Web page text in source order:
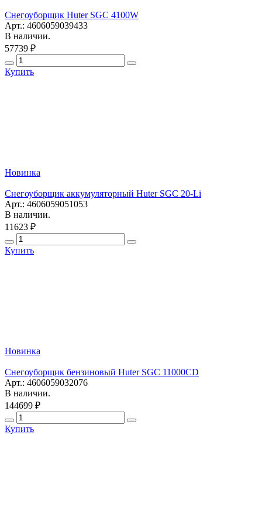
Снегоуборщик Huter SGC 4100W
Арт.: 4606059039433
В наличии.
57739 ₽
Купить
Новинка
Снегоуборщик аккумуляторный Huter SGC 20-Li
Арт.: 4606059051053
В наличии.
11623 ₽
Купить
Новинка
Снегоуборщик бензиновый Huter SGC 11000CD
Арт.: 4606059032076
В наличии.
144699 ₽
Купить